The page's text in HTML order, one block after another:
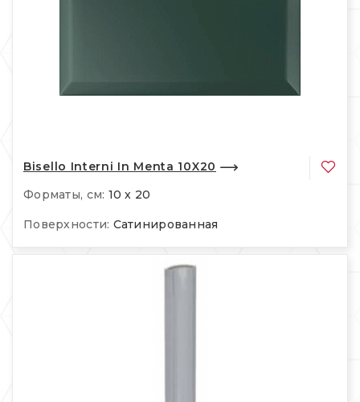
Bisello Interni In Menta 10X20
Форматы, см: 10 x 20
Поверхности: Сатинированная